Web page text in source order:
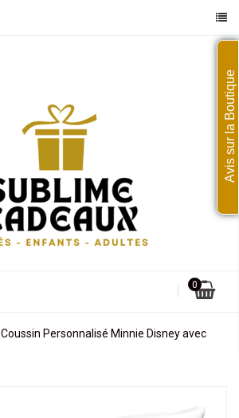
0
Coussin Personnalisé Minnie Disney avec
Avis sur la Boutique